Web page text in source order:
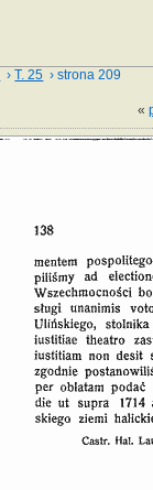
›T. 25 › strona 209
«